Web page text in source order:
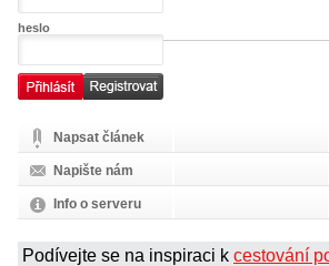
heslo
Napsat článek
Napište nám
Info o serveru
Podívejte se na inspiraci k cestování